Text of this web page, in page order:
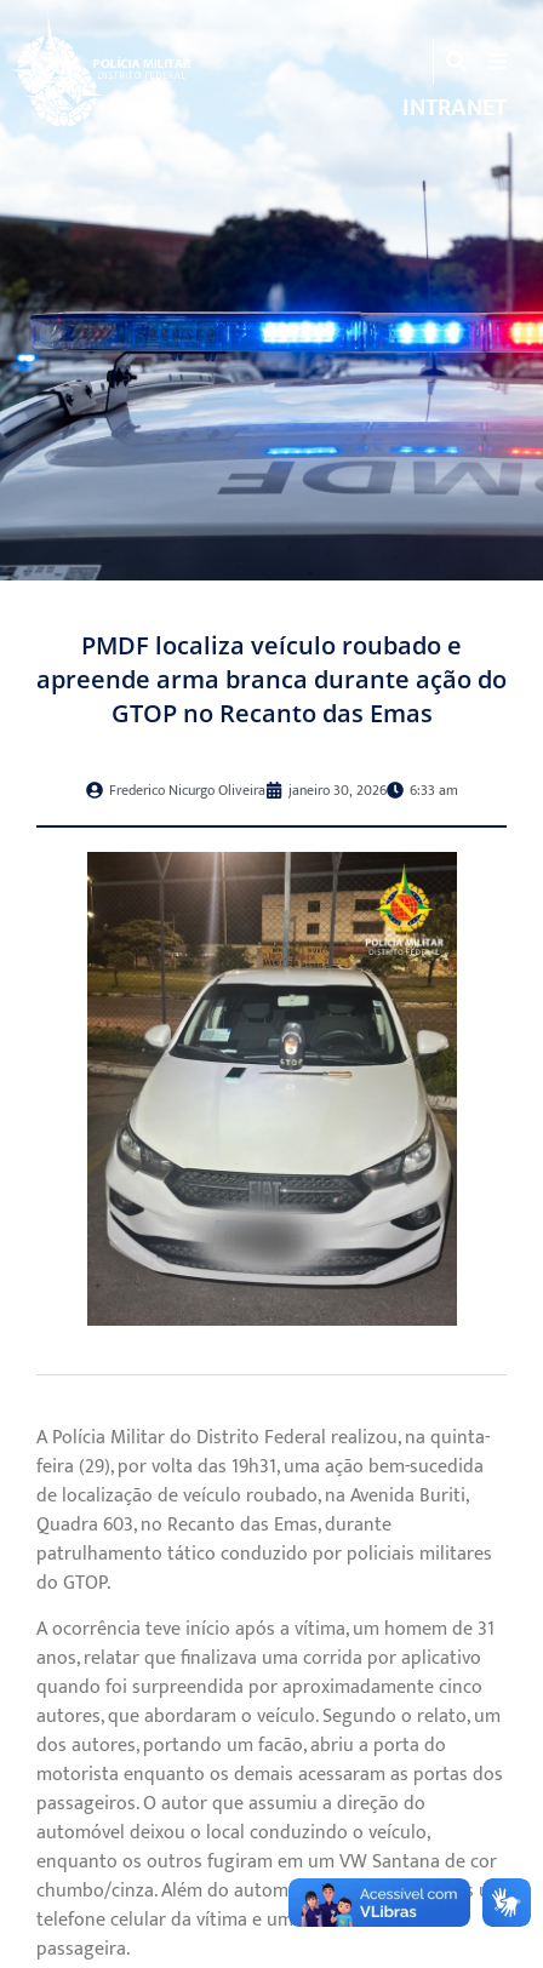
INTRANET
PMDF localiza veículo roubado e
apreende arma branca durante ação do
GTOP no Recanto das Emas
Frederico Nicurgo Oliveira janeiro 30, 2026 6:33 am
A Polícia Militar do Distrito Federal realizou, na quinta-
feira (29), por volta das 19h31, uma ação bem-sucedida
de localização de veículo roubado, na Avenida Buriti,
Quadra 603, no Recanto das Emas, durante
patrulhamento tático conduzido por policiais militares
do GTOP.
A ocorrência teve início após a vítima, um homem de 31
anos, relatar que finalizava uma corrida por aplicativo
quando foi surpreendida por aproximadamente cinco
autores, que abordaram o veículo. Segundo o relato, um
dos autores, portando um facão, abriu a porta do
motorista enquanto os demais acessaram as portas dos
passageiros. O autor que assumiu a direção do
automóvel deixou o local conduzindo o veículo,
enquanto os outros fugiram em um VW Santana de cor
chumbo/cinza. Além do automóvel, foram subtraídos um
telefone celular da vítima e um telefone celular da
passageira.